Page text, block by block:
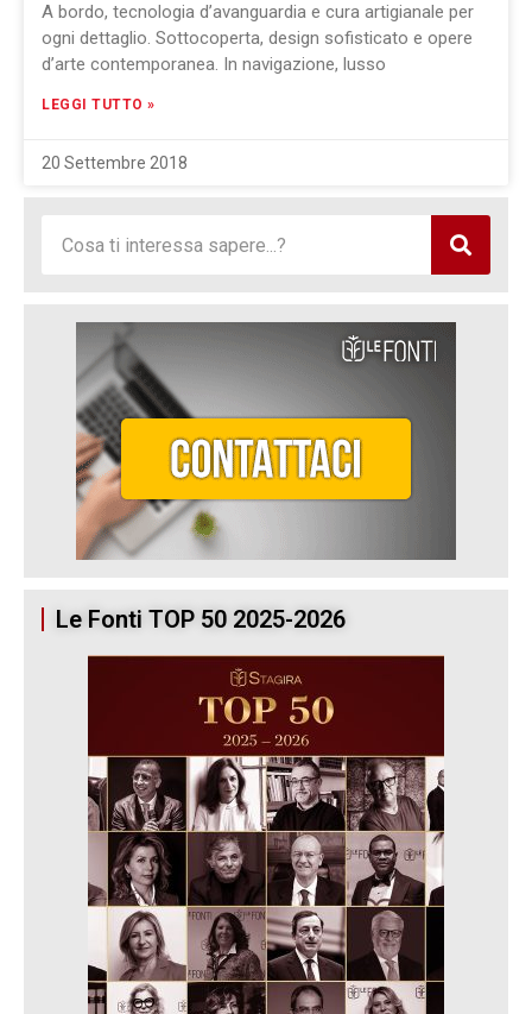
A bordo, tecnologia d’avanguardia e cura artigianale per
ogni dettaglio. Sottocoperta, design sofisticato e opere
d’arte contemporanea. In navigazione, lusso
LEGGI TUTTO »
20 Settembre 2018
Le Fonti TOP 50 2025-2026